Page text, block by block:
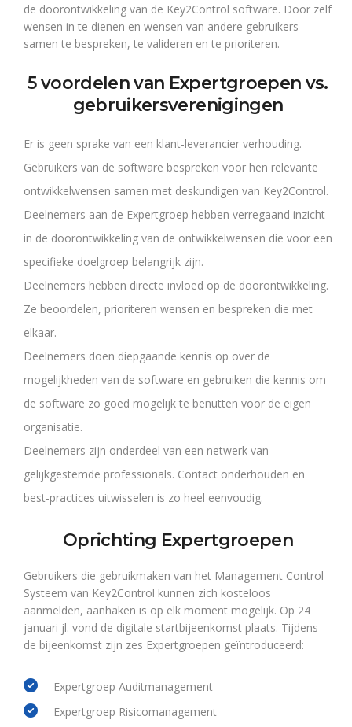
de doorontwikkeling van de Key2Control software. Door zelf
wensen in te dienen en wensen van andere gebruikers
samen te bespreken, te valideren en te prioriteren.
5 voordelen van Expertgroepen vs.
gebruikersverenigingen
Er is geen sprake van een klant-leverancier verhouding.
Gebruikers van de software bespreken voor hen relevante
ontwikkelwensen samen met deskundigen van Key2Control.
Deelnemers aan de Expertgroep hebben verregaand inzicht
in de doorontwikkeling van de ontwikkelwensen die voor een
specifieke doelgroep belangrijk zijn.
Deelnemers hebben directe invloed op de doorontwikkeling.
Ze beoordelen, prioriteren wensen en bespreken die met
elkaar.
Deelnemers doen diepgaande kennis op over de
mogelijkheden van de software en gebruiken die kennis om
de software zo goed mogelijk te benutten voor de eigen
organisatie.
Deelnemers zijn onderdeel van een netwerk van
gelijkgestemde professionals. Contact onderhouden en
best-practices uitwisselen is zo heel eenvoudig.
Oprichting Expertgroepen
Gebruikers die gebruikmaken van het Management Control
Systeem van Key2Control kunnen zich kosteloos
aanmelden, aanhaken is op elk moment mogelijk. Op 24
januari jl. vond de digitale startbijeenkomst plaats. Tijdens
de bijeenkomst zijn zes Expertgroepen geïntroduceerd:
Expertgroep Auditmanagement
Expertgroep Risicomanagement